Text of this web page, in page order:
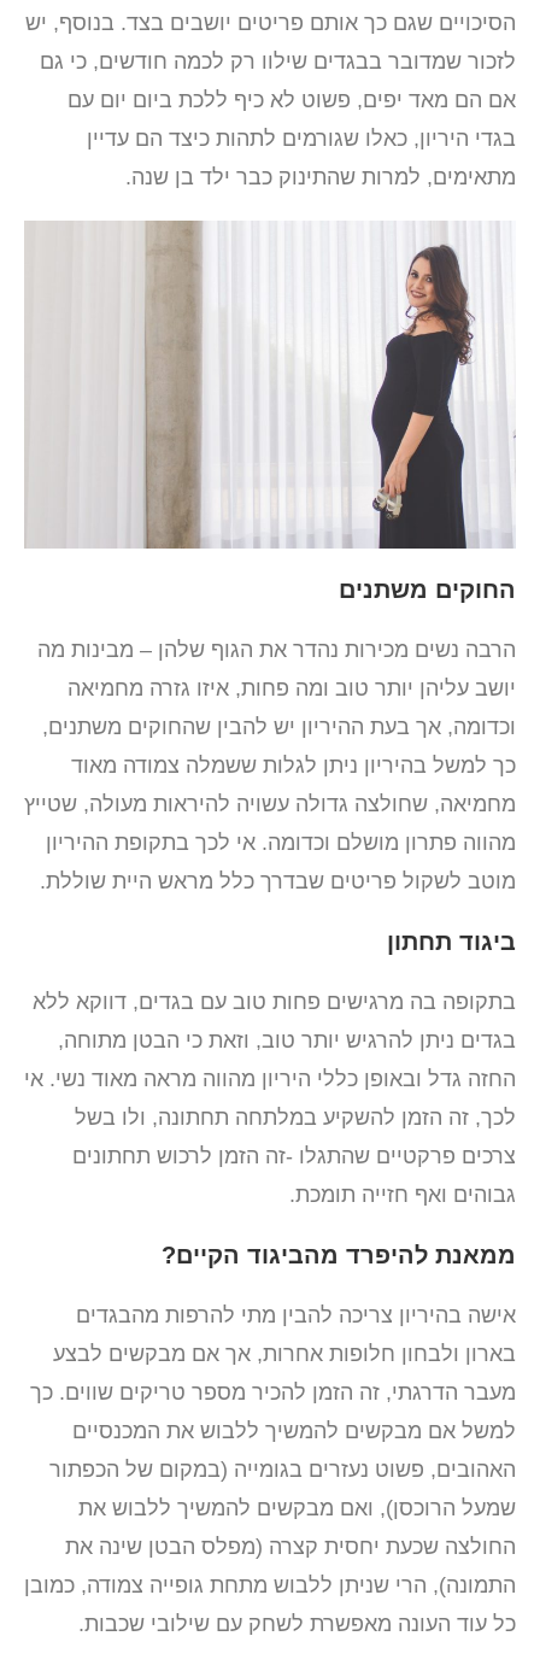
הסיכויים שגם כך אותם פריטים יושבים בצד. בנוסף, יש
לזכור שמדובר בבגדים שילוו רק לכמה חודשים, כי גם
אם הם מאד יפים, פשוט לא כיף ללכת ביום יום עם
בגדי היריון, כאלו שגורמים לתהות כיצד הם עדיין
מתאימים, למרות שהתינוק כבר ילד בן שנה.
החוקים משתנים
הרבה נשים מכירות נהדר את הגוף שלהן – מבינות מה
יושב עליהן יותר טוב ומה פחות, איזו גזרה מחמיאה
וכדומה, אך בעת ההיריון יש להבין שהחוקים משתנים,
כך למשל בהיריון ניתן לגלות ששמלה צמודה מאוד
מחמיאה, שחולצה גדולה עשויה להיראות מעולה, שטייץ
מהווה פתרון מושלם וכדומה. אי לכך בתקופת ההיריון
מוטב לשקול פריטים שבדרך כלל מראש היית שוללת.
ביגוד תחתון
בתקופה בה מרגישים פחות טוב עם בגדים, דווקא ללא
בגדים ניתן להרגיש יותר טוב, וזאת כי הבטן מתוחה,
החזה גדל ובאופן כללי היריון מהווה מראה מאוד נשי. אי
לכך, זה הזמן להשקיע במלתחה תחתונה, ולו בשל
צרכים פרקטיים שהתגלו -זה הזמן לרכוש תחתונים
גבוהים ואף חזייה תומכת.
ממאנת להיפרד מהביגוד הקיים?
אישה בהיריון צריכה להבין מתי להרפות מהבגדים
בארון ולבחון חלופות אחרות, אך אם מבקשים לבצע
מעבר הדרגתי, זה הזמן להכיר מספר טריקים שווים. כך
למשל אם מבקשים להמשיך ללבוש את המכנסיים
האהובים, פשוט נעזרים בגומייה (במקום של הכפתור
שמעל הרוכסן), ואם מבקשים להמשיך ללבוש את
החולצה שכעת יחסית קצרה (מפלס הבטן שינה את
התמונה), הרי שניתן ללבוש מתחת גופייה צמודה, כמובן
כל עוד העונה מאפשרת לשחק עם שילובי שכבות.